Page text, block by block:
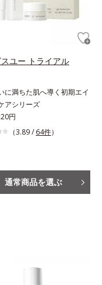
ユー トライアル
に満ちた肌へ導く初期エイ
アシリーズ
円
（3.89 / 64件）
通常商品を選ぶ